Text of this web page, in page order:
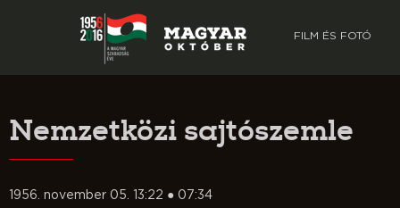
FILM ÉS FOTÓ
Nemzetközi sajtószemle
1956. november 05. 13:22 ● 07:34